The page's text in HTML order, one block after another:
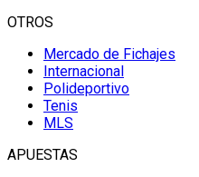
OTROS
Mercado de Fichajes
Internacional
Polideportivo
Tenis
MLS
APUESTAS